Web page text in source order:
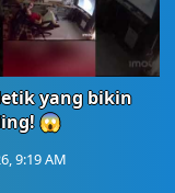
yang bikin
😱
9:19 AM